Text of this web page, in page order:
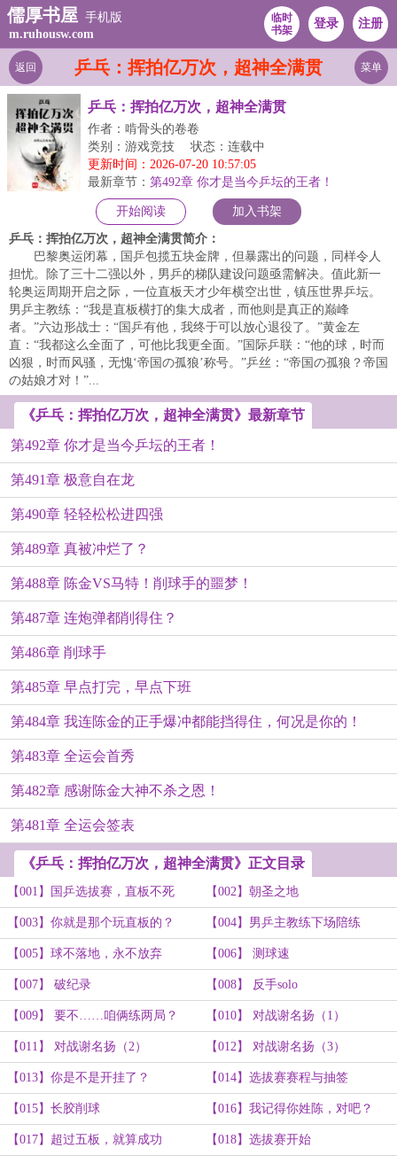
儒厚书屋 手机版
m.ruhousw.com
临时
书架
登录 注册
乒乓：挥拍亿万次，超神全满贯
返回 菜单
乒乓：挥拍亿万次，超神全满贯
作者：啃骨头的卷卷
类别：游戏竞技
状态：连载中
更新时间：2026-07-20 10:57:05
最新章节： 第492章 你才是当今乒坛的王者！
开始阅读 加入书架
乒乓：挥拍亿万次，超神全满贯简介：
巴黎奥运闭幕，国乒包揽五块金牌，但暴露出的问题，同样令人
担忧。除了三十二强以外，男乒的梯队建设问题亟需解决。值此新一
轮奥运周期开启之际，一位直板天才少年横空出世，镇压世界乒坛。
男乒主教练：“我是直板横打的集大成者，而他则是真正的巅峰
者。”六边形战士：“国乒有他，我终于可以放心退役了。”黄金左
直：“我都这么全面了，可他比我更全面。”国际乒联：“他的球，时而
凶狠，时而风骚，无愧‘帝国の孤狼’称号。”乒丝：“帝国の孤狼？帝国
の姑娘才对！”...
《乒乓：挥拍亿万次，超神全满贯》最新章节
第492章 你才是当今乒坛的王者！
第491章 极意自在龙
第490章 轻轻松松进四强
第489章 真被冲烂了？
第488章 陈金VS马特！削球手的噩梦！
第487章 连炮弹都削得住？
第486章 削球手
第485章 早点打完，早点下班
第484章 我连陈金的正手爆冲都能挡得住，何况是你的！
第483章 全运会首秀
第482章 感谢陈金大神不杀之恩！
第481章 全运会签表
《乒乓：挥拍亿万次，超神全满贯》正文目录
【001】国乒选拔赛，直板不死 【002】朝圣之地
【003】你就是那个玩直板的？ 【004】男乒主教练下场陪练
【005】球不落地，永不放弃 【006】 测球速
【007】 破纪录 【008】 反手solo
【009】 要不……咱俩练两局？ 【010】 对战谢名扬（1）
【011】 对战谢名扬（2） 【012】 对战谢名扬（3）
【013】你是不是开挂了？ 【014】选拔赛赛程与抽签
【015】长胶削球 【016】我记得你姓陈，对吧？
【017】超过五板，就算成功 【018】选拔赛开始